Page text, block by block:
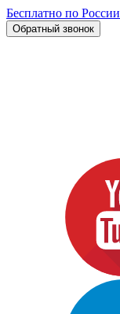
Бесплатно по России
Обратный звонок